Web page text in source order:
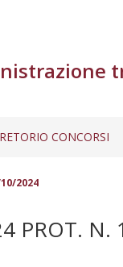
CONCORSI
2024
PROT.